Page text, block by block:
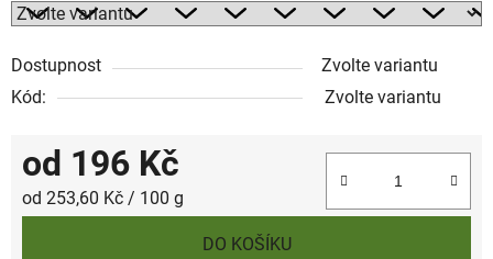
Dostupnost
Zvolte variantu
Kód:
Zvolte variantu
od 196 Kč
Měrná cena:
od 253,60 Kč / 100 g
DO KOŠÍKU